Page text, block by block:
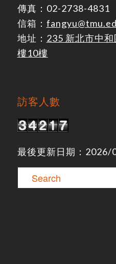
傳真：02-2738-4831
信箱：
地址： 235 新北市中
樓10樓
訪客人數
最後更新日期：2026/